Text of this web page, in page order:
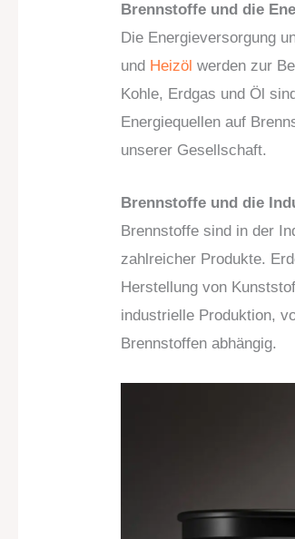
Brennstoffe und die
Die Energieversorgung
und Heizöl werden zur
Kohle, Erdgas und Öl
Energiequellen auf
unserer Gesellschaft.
Brennstoffe und die
Brennstoffe sind in der
zahlreicher Produkte.
Herstellung von
industrielle Produktion,
Brennstoffen abhängig.